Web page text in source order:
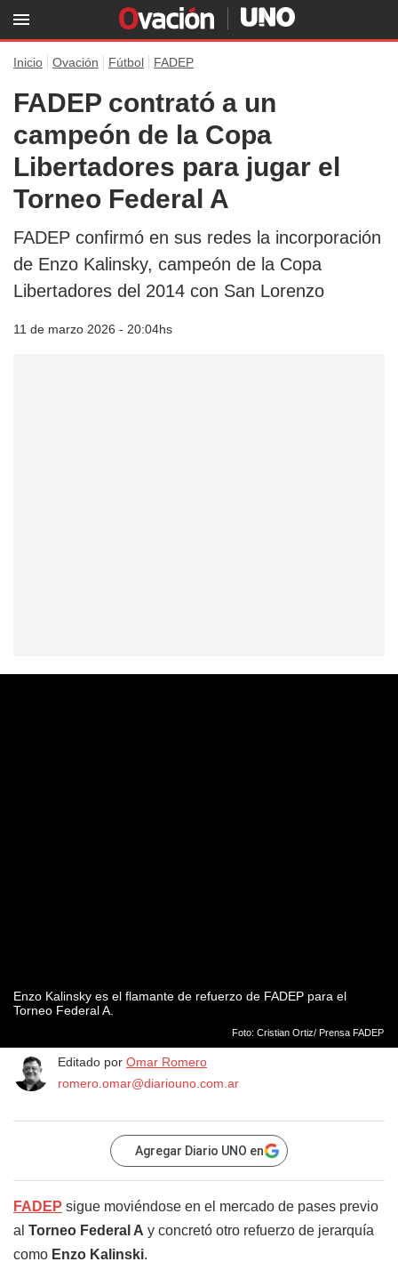
Inicio Ovación Fútbol FADEP
FADEP contrató a un
campeón de la Copa
Libertadores para jugar el
Torneo Federal A
FADEP confirmó en sus redes la incorporación
de Enzo Kalinsky, campeón de la Copa
Libertadores del 2014 con San Lorenzo
11 de marzo 2026 - 20:04hs
Enzo Kalinsky es el flamante de refuerzo de FADEP para el
Torneo Federal A.
Foto: Cristian Ortiz/ Prensa FADEP
Editado por Omar Romero
romero.omar@diariouno.com.ar
Agregar Diario UNO en
FADEP sigue moviéndose en el mercado de pases previo
al Torneo Federal A y concretó otro refuerzo de jerarquía
como Enzo Kalinski.